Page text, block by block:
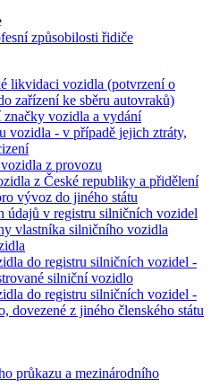
způsobilosti řidiče
likvidaci vozidla (potvrzení o
zařízení ke sběru autovraků)
značky vozidla a vydání
vozidla - v případě jejich ztráty,
z provozu
z České republiky a přidělení
vývoz do jiného státu
údajů v registru silničních vozidel
vlastníka silničního vozidla
do registru silničních vozidel -
silniční vozidlo
do registru silničních vozidel -
dovezené z jiného členského státu
průkazu a mezinárodního